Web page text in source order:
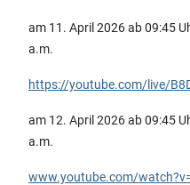
am 11. April 2026 ab 09:45
a.m.
https://youtube.com/live/
am 12. April 2026 ab 09:45
a.m.
www.youtube.com/